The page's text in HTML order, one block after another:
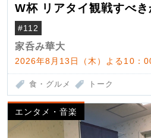
W杯 リアタイ観戦すべき
#112
家呑み華大
2026年8月13日（木）よる10：
食・グルメ トーク
エンタメ・音楽